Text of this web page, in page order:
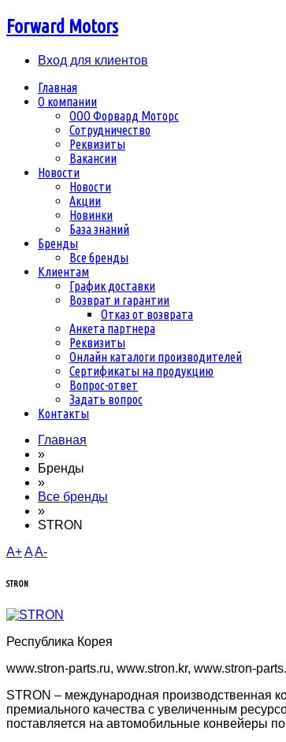
Forward Motors
Вход для клиентов
Главная
О компании
ООО Форвард Моторс
Сотрудничество
Реквизиты
Вакансии
Новости
Новости
Акции
Новинки
База знаний
Бренды
Все бренды
Клиентам
График доставки
Возврат и гарантии
Отказ от возврата
Анкета партнера
Реквизиты
Онлайн каталоги производителей
Сертификаты на продукцию
Вопрос-ответ
Задать вопрос
Контакты
Главная
»
Бренды
»
Все бренды
»
STRON
A+AA-
STRON
Республика Корея
www.stron-parts.ru, www.stron.kr, www.stron-
STRON – международная производственная
премиального качества с увеличенным
поставляется на автомобильные конвейеры